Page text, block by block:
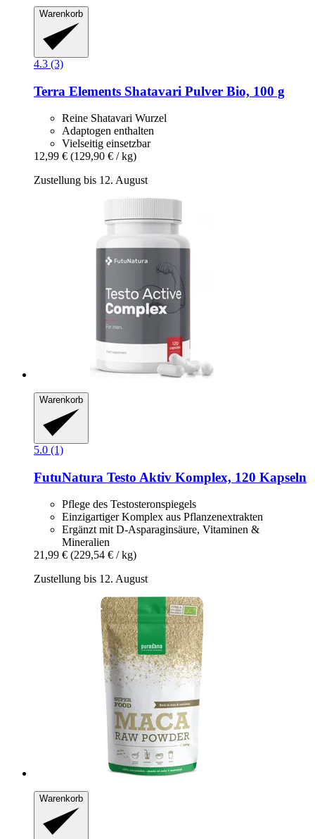
Warenkorb
4.3 (3)
Terra Elements Shatavari Pulver Bio, 100 g
Reine Shatavari Wurzel
Adaptogen enthalten
Vielseitig einsetzbar
12,99 € (129,90 € / kg)
Zustellung bis 12. August
Warenkorb
5.0 (1)
FutuNatura Testo Aktiv Komplex, 120 Kapseln
Pflege des Testosteronspiegels
Einzigartiger Komplex aus Pflanzenextrakten
Ergänzt mit D-Asparaginsäure, Vitaminen &
Mineralien
21,99 € (229,54 € / kg)
Zustellung bis 12. August
Warenkorb